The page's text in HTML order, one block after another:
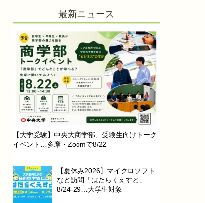
最新ニュース
【大学受験】中央大商学部、受験生向けトーク
イベント…多摩・Zoomで8/22
【夏休み2026】マイクロソフト
など訪問「はたらくえすと」
8/24-29…大学生対象